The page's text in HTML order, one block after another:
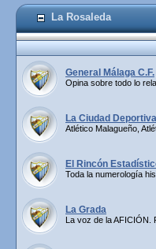
La Rosaleda
General Málaga C.F.
Opina sobre todo lo
La Ciudad Deportiva
Atlético Malagueño,
El Rincón
Toda la numerología
La Grada
La voz de la AFICIÓN.